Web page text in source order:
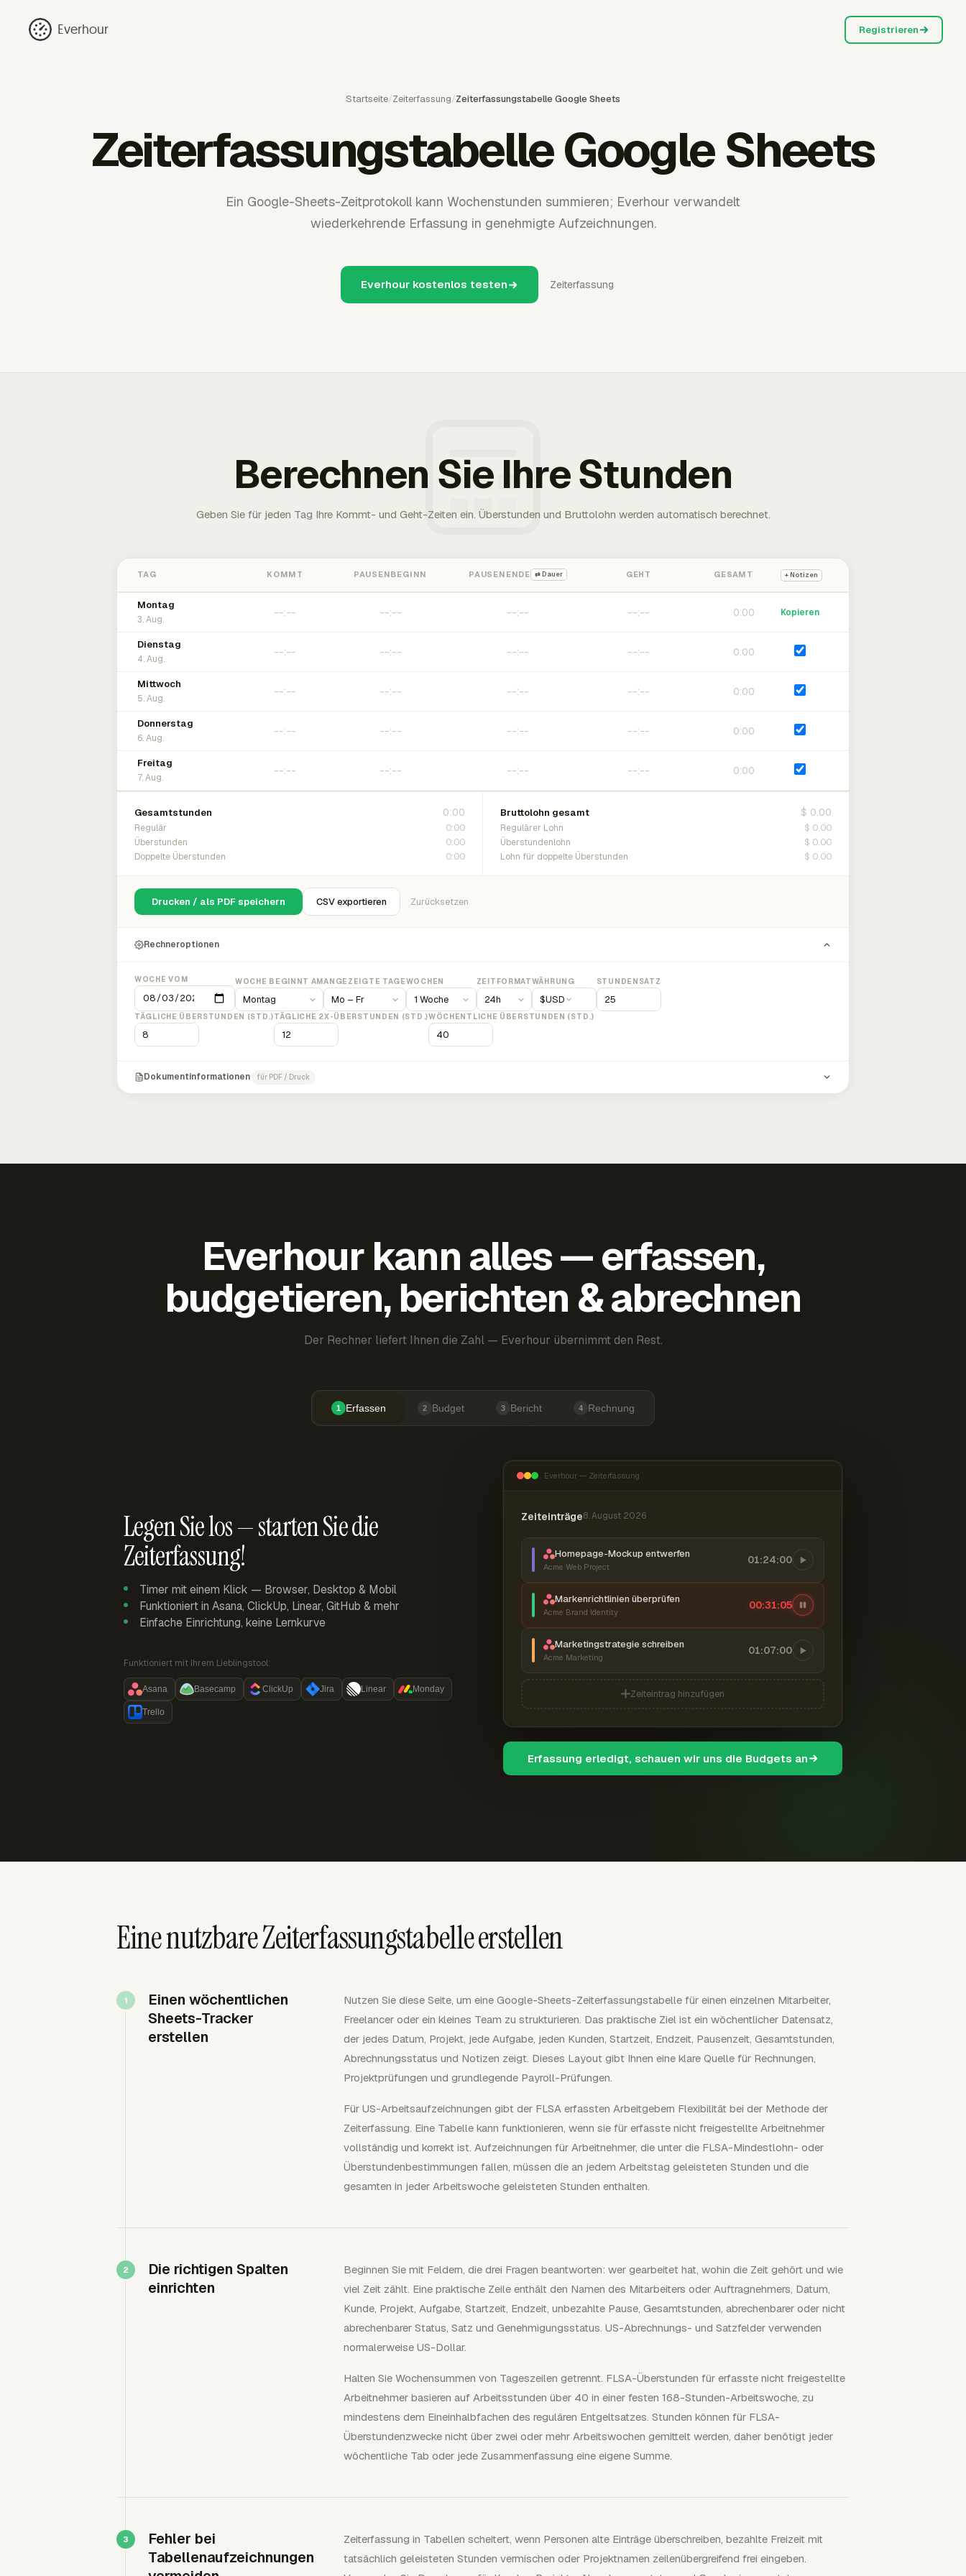
Everhour Registrieren
Startseite/Zeiterfassung/Zeiterfassungstabelle Google Sheets
Zeiterfassungstabelle Google Sheets
Ein Google-Sheets-Zeitprotokoll kann Wochenstunden summieren; Everhour verwandelt
wiederkehrende Erfassung in genehmigte Aufzeichnungen.
Everhour kostenlos testen Zeiterfassung
Berechnen Sie Ihre Stunden
Geben Sie für jeden Tag Ihre Kommt- und Geht-Zeiten ein. Überstunden und Bruttolohn werden automatisch berechnet.
TAG KOMMT PAUSENBEGINN PAUSENENDE ⇄ Dauer GEHT GESAMT + Notizen
Montag
3. Aug.
0:00 Kopieren
Dienstag
4. Aug.
0:00
Mittwoch
5. Aug.
0:00
Donnerstag
6. Aug.
0:00
Freitag
7. Aug.
0:00
Gesamtstunden 0:00
Regulär 0:00
Überstunden 0:00
Doppelte Überstunden 0:00
Bruttolohn gesamt $ 0.00
Regulärer Lohn $ 0.00
Überstundenlohn $ 0.00
Lohn für doppelte Überstunden $ 0.00
Drucken / als PDF speichern CSV exportieren Zurücksetzen
Rechneroptionen
WOCHE VOM WOCHE BEGINNT AMANGEZEIGTE TAGEWOCHEN ZEITFORMATWÄHRUNG
$USD
STUNDENSATZ
TÄGLICHE ÜBERSTUNDEN (STD.)TÄGLICHE 2X-ÜBERSTUNDEN (STD.)WÖCHENTLICHE ÜBERSTUNDEN (STD.)
Dokumentinformationen für PDF / Druck
Everhour kann alles — erfassen,
budgetieren, berichten & abrechnen
Der Rechner liefert Ihnen die Zahl — Everhour übernimmt den Rest.
1 Erfassen 2 Budget 3 Bericht 4 Rechnung
Legen Sie los — starten Sie die
Zeiterfassung!
Timer mit einem Klick — Browser, Desktop & Mobil
Funktioniert in Asana, ClickUp, Linear, GitHub & mehr
Einfache Einrichtung, keine Lernkurve
Funktioniert mit Ihrem Lieblingstool:
Asana Basecamp ClickUp Jira Linear Monday
Trello
Everhour — Zeiterfassung
Zeiteinträge8. August 2026
Homepage-Mockup entwerfen
Acme Web Project
01:24:00
Markenrichtlinien überprüfen
Acme Brand Identity
00:31:06
Marketingstrategie schreiben
Acme Marketing
01:07:00
Zeiteintrag hinzufügen
Erfassung erledigt, schauen wir uns die Budgets an
Eine nutzbare Zeiterfassungstabelle erstellen
Einen wöchentlichen
Sheets-Tracker
erstellen
Nutzen Sie diese Seite, um eine Google-Sheets-Zeiterfassungstabelle für einen einzelnen Mitarbeiter,
Freelancer oder ein kleines Team zu strukturieren. Das praktische Ziel ist ein wöchentlicher Datensatz,
der jedes Datum, Projekt, jede Aufgabe, jeden Kunden, Startzeit, Endzeit, Pausenzeit, Gesamtstunden,
Abrechnungsstatus und Notizen zeigt. Dieses Layout gibt Ihnen eine klare Quelle für Rechnungen,
Projektprüfungen und grundlegende Payroll-Prüfungen.
Für US-Arbeitsaufzeichnungen gibt der FLSA erfassten Arbeitgebern Flexibilität bei der Methode der
Zeiterfassung. Eine Tabelle kann funktionieren, wenn sie für erfasste nicht freigestellte Arbeitnehmer
vollständig und korrekt ist. Aufzeichnungen für Arbeitnehmer, die unter die FLSA-Mindestlohn- oder
Überstundenbestimmungen fallen, müssen die an jedem Arbeitstag geleisteten Stunden und die
gesamten in jeder Arbeitswoche geleisteten Stunden enthalten.
Die richtigen Spalten
einrichten
Beginnen Sie mit Feldern, die drei Fragen beantworten: wer gearbeitet hat, wohin die Zeit gehört und wie
viel Zeit zählt. Eine praktische Zeile enthält den Namen des Mitarbeiters oder Auftragnehmers, Datum,
Kunde, Projekt, Aufgabe, Startzeit, Endzeit, unbezahlte Pause, Gesamtstunden, abrechenbarer oder nicht
abrechenbarer Status, Satz und Genehmigungsstatus. US-Abrechnungs- und Satzfelder verwenden
normalerweise US-Dollar.
Halten Sie Wochensummen von Tageszeilen getrennt. FLSA-Überstunden für erfasste nicht freigestellte
Arbeitnehmer basieren auf Arbeitsstunden über 40 in einer festen 168-Stunden-Arbeitswoche, zu
mindestens dem Eineinhalbfachen des regulären Entgeltsatzes. Stunden können für FLSA-
Überstundenzwecke nicht über zwei oder mehr Arbeitswochen gemittelt werden, daher benötigt jeder
wöchentliche Tab oder jede Zusammenfassung eine eigene Summe.
Fehler bei
Tabellenaufzeichnungen
Zeiterfassung in Tabellen scheitert, wenn Personen alte Einträge überschreiben, bezahlte Freizeit mit
tatsächlich geleisteten Stunden vermischen oder Projektnamen zeilenübergreifend frei eingeben.